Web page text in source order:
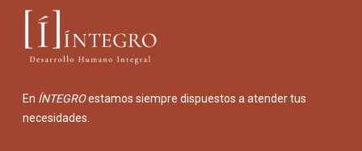
En ÍNTEGROestamos siempre dispuestos a atender tus
necesidades.